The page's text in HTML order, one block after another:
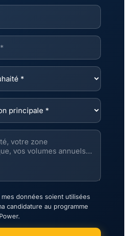
données soient utilisées
candidature au programme